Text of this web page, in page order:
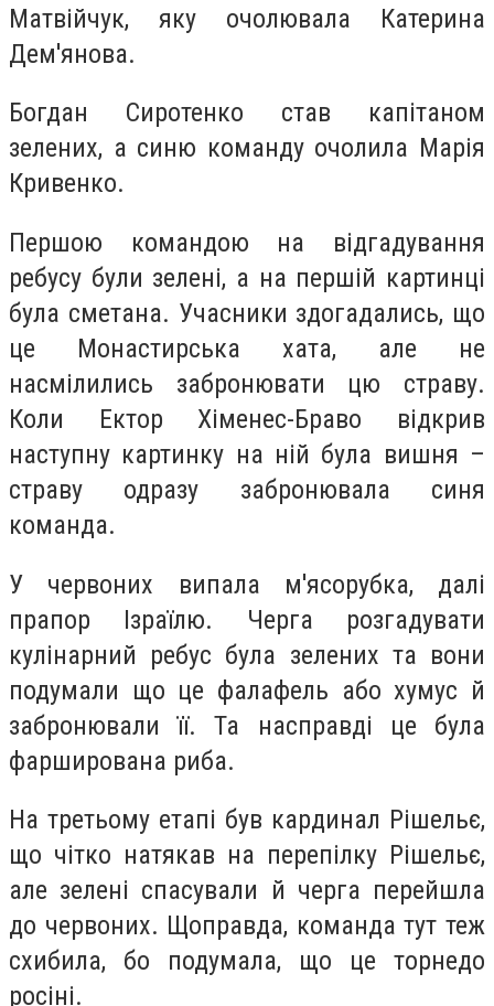
Матвійчук, яку очолювала Катерина
Дем'янова.
Богдан Сиротенко став капітаном
зелених, а синю команду очолила Марія
Кривенко.
Першою командою на відгадування
ребусу були зелені, а на першій картинці
була сметана. Учасники здогадались, що
це Монастирська хата, але не
насмілились забронювати цю страву.
Коли Ектор Хіменес-Браво відкрив
наступну картинку на ній була вишня –
страву одразу забронювала синя
команда.
У червоних випала м'ясорубка, далі
прапор Ізраїлю. Черга розгадувати
кулінарний ребус була зелених та вони
подумали що це фалафель або хумус й
забронювали її. Та насправді це була
фарширована риба.
На третьому етапі був кардинал Рішельє,
що чітко натякав на перепілку Рішельє,
але зелені спасували й черга перейшла
до червоних. Щоправда, команда тут теж
схибила, бо подумала, що це торнедо
росіні.